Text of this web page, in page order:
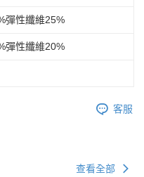
彈性纖維25%
彈性纖維20%
客服
查看全部